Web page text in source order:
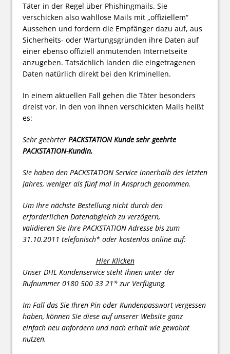
Täter in der Regel über Phishingmails. Sie
verschicken also wahllose Mails mit „offiziellem“
Aussehen und fordern die Empfänger dazu auf, aus
Sicherheits- oder Wartungsgründen ihre Daten auf
einer ebenso offiziell anmutenden Internetseite
anzugeben. Tatsächlich landen die eingetragenen
Daten natürlich direkt bei den Kriminellen.
In einem aktuellen Fall gehen die Täter besonders
dreist vor. In den von ihnen verschickten Mails heißt
es:
Sehr geehrter PACKSTATION Kunde sehr geehrte
PACKSTATION-Kundin,
Sie haben den PACKSTATION Service innerhalb des letzten
Jahres, weniger als fünf mal in Anspruch genommen.
Um Ihre nächste Bestellung nicht durch den
erforderlichen Datenabgleich zu verzögern,
validieren Sie Ihre PACKSTATION Adresse bis zum
31.10.2011 telefonisch* oder kostenlos online auf:
Hier Klicken
Unser DHL Kundenservice steht Ihnen unter der
Rufnummer 0180 500 33 21* zur Verfügung.
Im Fall das Sie Ihren Pin oder Kundenpasswort vergessen
haben, können Sie diese auf unserer Website ganz
einfach neu anfordern und nach erhalt wie gewohnt
nutzen.